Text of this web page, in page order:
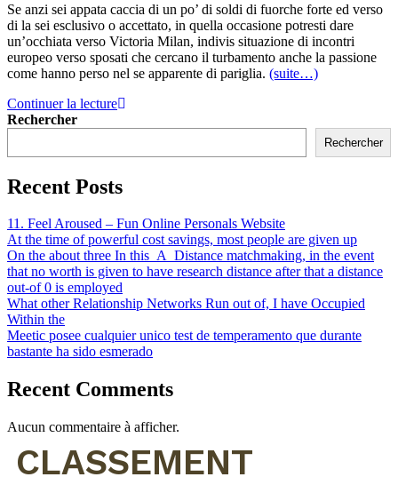
Se anzi sei appata caccia di un po’ di soldi di fuorche forte ed verso
di la sei esclusivo o accettato, in quella occasione potresti dare
un’occhiata verso Victoria Milan, indivis situazione di incontri
europeo verso sposati che cercano il turbamento anche la passione
come hanno perso nel se apparente di pariglia. (suite…)
Continuer la lecture
Rechercher
Rechercher
Recent Posts
11. Feel Aroused – Fun Online Personals Website
At the time of powerful cost savings, most people are given up
On the about three In this_A_Distance matchmaking, in the event
that no worth is given to have research distance after that a distance
out-of 0 is employed
What other Relationship Networks Run out of, I have Occupied
Within the
Meetic posee cualquier unico test de temperamento que durante
bastante ha sido esmerado
Recent Comments
Aucun commentaire à afficher.
CLASSEMENT